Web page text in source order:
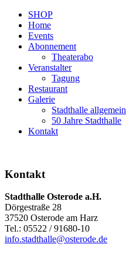
SHOP
Home
Events
Abonnement
Theaterabo
Veranstalter
Tagung
Restaurant
Galerie
Stadthalle allgemein
50 Jahre Stadthalle
Kontakt
Kontakt
Stadthalle Osterode a.H.
Dörgestraße 28
37520 Osterode am Harz
Tel.: 05522 / 91680-10
info.stadthalle@osterode.de